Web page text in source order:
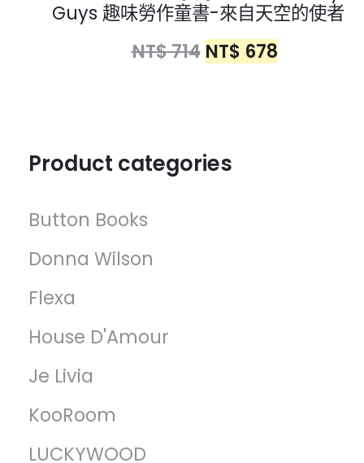
Guys 趣味勞作童書-來自天空的使者
NT$714 NT$ 678
Product categories
Button Books
Donna Wilson
Flexa
House D'Amour
Je Livia
KooRoom
LUCKYWOOD